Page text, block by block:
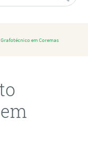
em Coremas